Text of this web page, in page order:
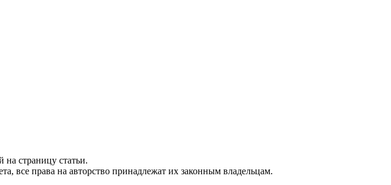
на страницу статьи.
все права на авторство принадлежат их законным владельцам.